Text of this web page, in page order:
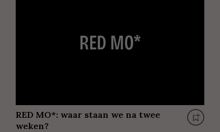
RED MO*: waar staan we na twee
weken?